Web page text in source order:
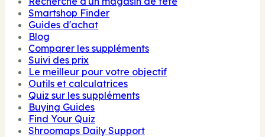
Smartshop Finder
Guides d'achat
Blog
Comparer les suppléments
Suivi des prix
Le meilleur pour votre objectif
Outils et calculatrices
Quiz sur les suppléments
Buying Guides
Find Your Quiz
Shroomaps Daily Support